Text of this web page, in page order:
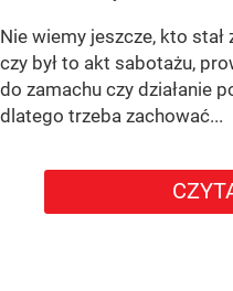
Nie wiemy jeszcze, kto
czy był to akt sabotażu,
do zamachu czy działanie
dlatego trzeba zachować...